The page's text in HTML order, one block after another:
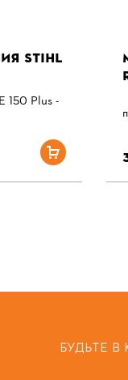
STIHL
150 Plus -
БУДЬТЕ